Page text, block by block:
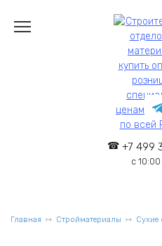
содержанию
+7 499
с
Главная Стройматериалы Сухие